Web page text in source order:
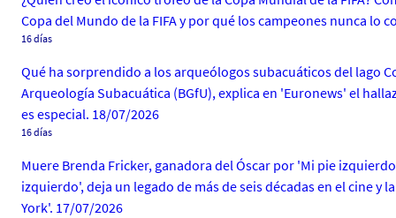
Copa del Mundo de la FIFA y por qué los campeones nunca lo
16 días
Qué ha sorprendido a los arqueólogos subacuáticos del lago
Arqueología Subacuática (BGfU), explica en 'Euronews' el
es especial. 18/07/2026
16 días
Muere Brenda Fricker, ganadora del Óscar por 'Mi pie
izquierdo', deja un legado de más de seis décadas en el cine
York'. 17/07/2026